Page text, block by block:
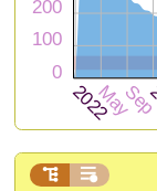
 